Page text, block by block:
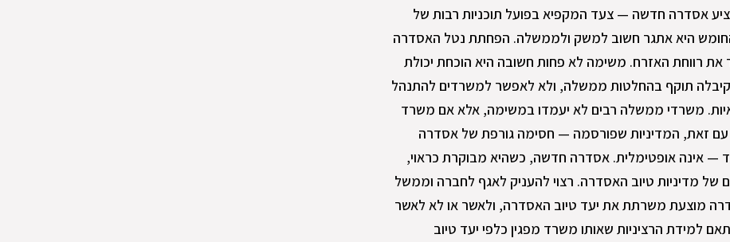
אסדרה חדשה — צעד המקפיא בפועל תוכניות רבות של
היא אתגר חשוב למשק ולממשלה. הפחתת נטל האסדרה
רווחת האזרח. משימה לא פחות חשובה היא הוכחת יכולת
תוקף בהחלטות ממשלה, ולא לאפשר למשרדים להתנהל
משרדי ממשלה רבים לא יעמדו במשימה, אלא אם משרד
עם זאת, המדיניות שפורסמה — חסימה גורפת של אסדרה
— אינה אופטימלית. אסדרה חדשה, כשהיא מבוקרת כראוי,
של מדיניות טיוב האסדרה. רצוי להעניק לאגף לחברה וממשל
מוצעת משרתת את יעד טיוב האסדרה, ולאשר או לא לאשר
למידת הרציניות שאותו משרד מפגין כלפי יעד טיוב